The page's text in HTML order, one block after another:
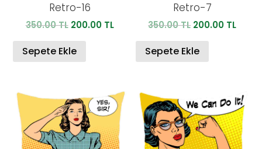
Retro-16
350.00TL Orijinal
350.00 TL.
200.00 TLŞu
200.00 TL.
Sepete Ekle
Retro-7
350.00TL Orijinal
350.00 TL.
200.00 TLŞu
Sepete Ekle